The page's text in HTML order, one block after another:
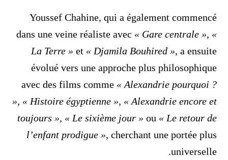
Youssef Chahine, qui a également commencé
dans une veine réaliste avec « Gare centrale », «
La Terre » et « Djamila Bouhired », a ensuite
évolué vers une approche plus philosophique
avec des films comme « Alexandrie pourquoi ?
», « Histoire égyptienne », « Alexandrie encore et
toujours », « Le sixième jour » ou « Le retour de
l’enfant prodigue », cherchant une portée plus
universelle.